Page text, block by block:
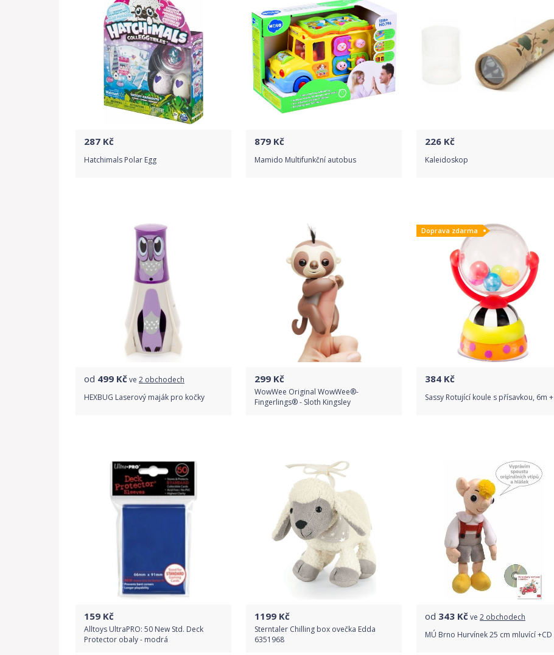
287 Kč
Hatchimals Polar Egg
Detail produktu
879 Kč
Mamido Multifunkční autobus
Detail produktu
226 Kč
Kaleidoskop
Detail produktu
od 499 Kčve 2 obchodech
HEXBUG Laserový maják pro kočky
299 Kč
WowWee Original WowWee®-
Fingerlings® - Sloth Kingsley
Detail produktu
Doprava zdarma
384 Kč
Sassy Rotující koule s přísavkou, 6m +
Detail produktu
159 Kč
Alltoys UltraPRO: 50 New Std. Deck
Protector obaly - modrá
1199 Kč
Sterntaler Chilling box ovečka Edda
6351968
od 343 Kčve 2 obchodech
MÚ Brno Hurvínek 25 cm mluvící +CD